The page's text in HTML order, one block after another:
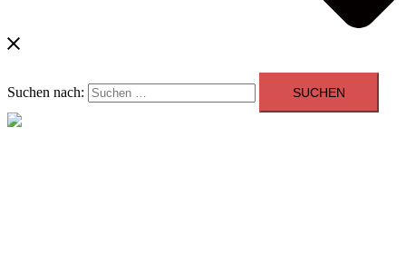
Suchen nach: